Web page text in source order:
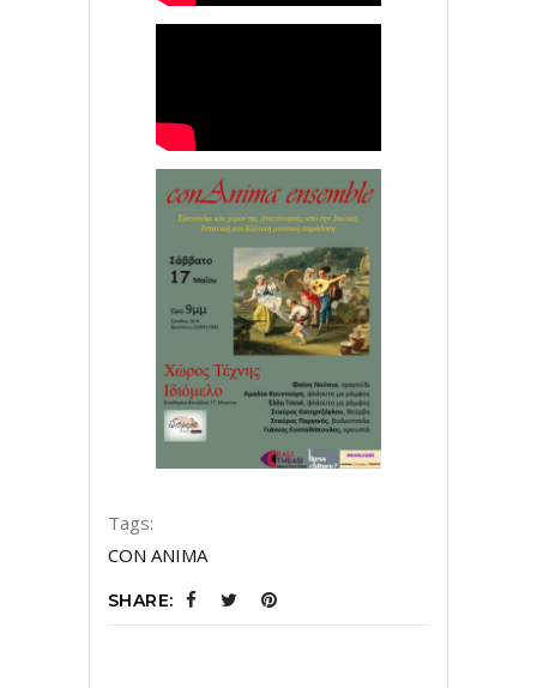
Tags:
CON ANIMA
SHARE: